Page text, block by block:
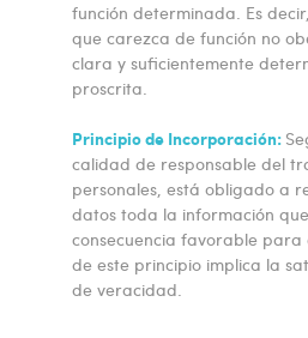
función determinada. Es
que carezca de función no
clara y suficientemente
proscrita.
Principio de Incorporación:
calidad de responsable del
personales, está obligado a
datos toda la información
consecuencia favorable para
de este principio implica la
de veracidad.